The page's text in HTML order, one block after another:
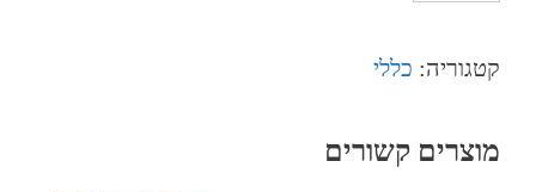
קטגוריה: כללי
מוצרים קשורים